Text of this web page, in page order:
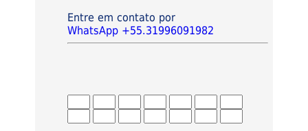
Entre em contato por
WhatsApp +55.31996091982